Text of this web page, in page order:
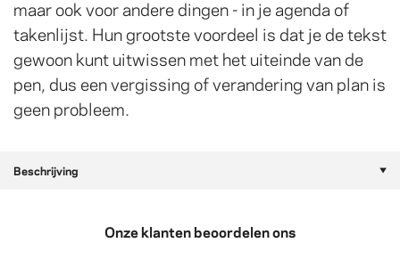
maar ook voor andere dingen - in je agenda of
takenlijst. Hun grootste voordeel is dat je de tekst
gewoon kunt uitwissen met het uiteinde van de
pen, dus een vergissing of verandering van plan is
geen probleem.
Beschrijving
Onze klanten beoordelen ons